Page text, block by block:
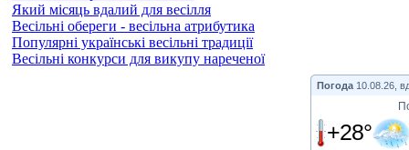
Який місяць вдалий для весілля
Весільні обереги - весільна атрибутика
Популярні українські весільні традиції
Весільні конкурси для викупу нареченої
Погода 10.08.26,
+28°